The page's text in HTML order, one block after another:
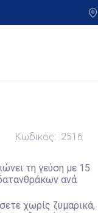
Κωδικός: 2516
τη γεύση με 15
ανά
χωρίς ζυμαρικά,